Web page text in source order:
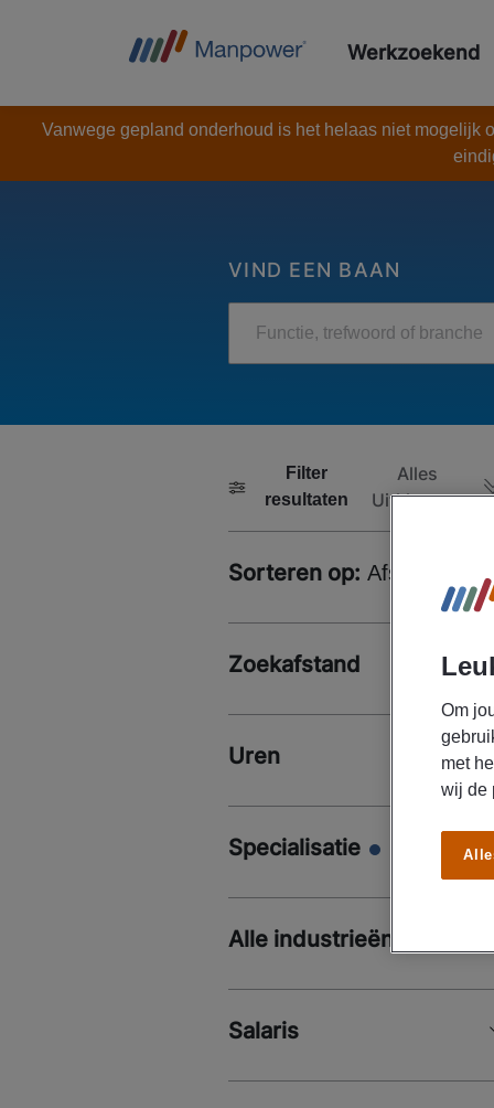
Werkzoekend
Vanwege gepland onderhoud is het helaas niet mogelijk
VIND EEN BAAN
Functie, trefwoord of branche
Filter
resultaten
Alles
Uitklappen
Sorteren op: Afstand
Zoekafstand
Uren
Specialisatie
Alle industrieën
Salaris
Om
met
wij de